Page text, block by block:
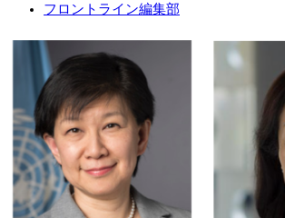
フロントライン編集部